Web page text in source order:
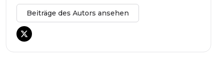
Beiträge des Autors ansehen